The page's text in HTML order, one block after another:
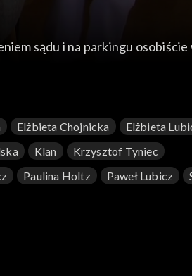
sądu i na parkingu
Elżbieta Chojnicka
Elżbieta
Klan
Krzysztof Tyniec
Paulina Holtz Paweł Lubicz